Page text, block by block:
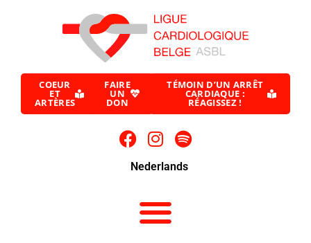
COEUR
ET
ARTÈRES
FAIRE
UN
DON
TÉMOIN D’UN ARRÊT
CARDIAQUE :
RÉAGISSEZ !
Nederlands